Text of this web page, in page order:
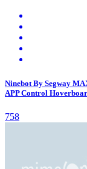
Ninebot By Segway
APP Control
758